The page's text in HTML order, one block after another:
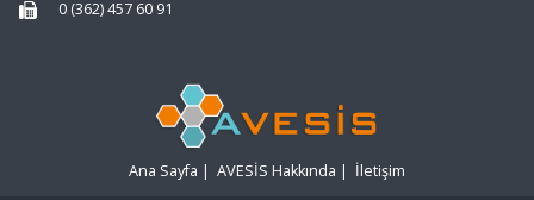
0 (362) 457 60 91
Ana Sayfa | AVESİS Hakkında | İletişim